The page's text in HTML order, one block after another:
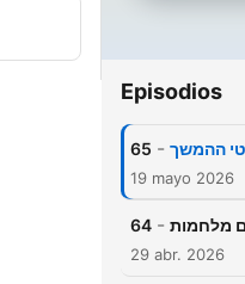
Episodios
65 -
19 mayo 2026
64 -
29 abr. 2026